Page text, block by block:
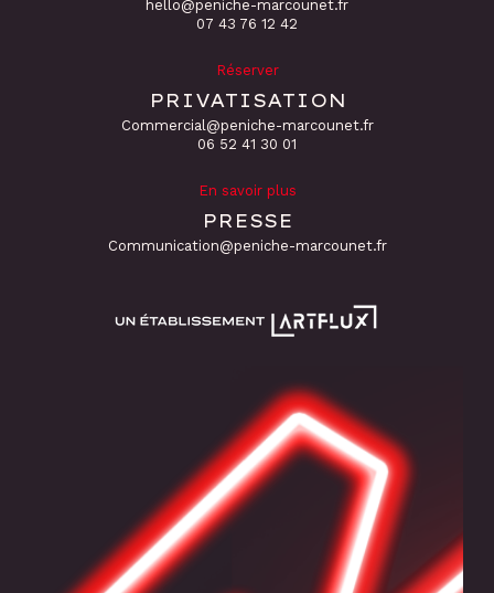
hello@peniche-marcounet.fr
‭07 43 76 12 42
Réserver
PRIVATISATION
Commercial@peniche-marcounet.fr
06 52 41 30 01
En savoir plus
PRESSE
Communication@peniche-marcounet.fr